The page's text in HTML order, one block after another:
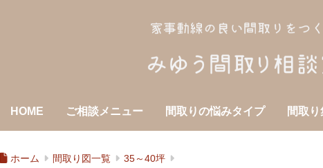
HOME ご相談メニュー 間取りの悩みタイプ 間取り
ホーム 間取り図一覧 35～40坪